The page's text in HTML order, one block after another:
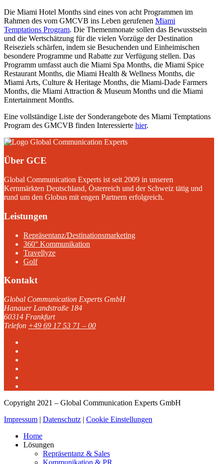
Die Miami Hotel Months sind eines von acht Programmen im
Rahmen des vom GMCVB ins Leben gerufenen Miami
Temptations Program. Die Themenmonate sollen das Bewusstsein
und die Wertschätzung für die vielen Vorzüge der Destination
Reiseziels schärfen, indem sie Besuchenden und Einheimischen
besondere Programme und Rabatte zur Verfügung stellen. Das
Programm umfasst auch die Miami Spa Months, die Miami Spice
Restaurant Months, die Miami Health & Wellness Months, die
Miami Arts, Culture & Heritage Months, die Miami-Dade Farmers
Months, die Miami Attraction & Museum Months und die Miami
Entertainment Months.
Eine vollständige Liste der Sonderangebote des Miami Temptations
Program des GMCVB finden Interessierte hier.
Über GCE
Global Communication Experts ist seit 2009 in unseren
Kernmärkten Deutschland, Österreich und der Schweiz tätig und
rund um den Globus mit engen Partnern erfolgreich.
Leistungen
Repräsentanz/Destinationsmarketing
360° Kommunikation
Travellyze
Golf
Kontakt
Global Communication Experts GmbH
Hanauer Landstraße 184
60314 Frankfurt
Telefon +49 69 17 53 71 – 00
Copyright 2021 – Global Communication Experts GmbH
Impressum | Datenschutz | Cookie Einstellungen
Home
Lösungen
Repräsentanz & Sales
Kommunikation & PR